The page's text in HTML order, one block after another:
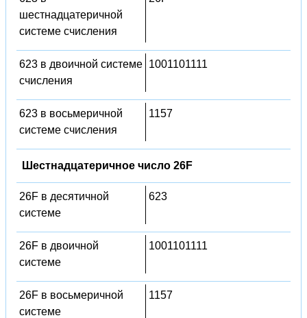
шестнадцатеричной
системе счисления
623 в двоичной системе
счисления
1001101111
623 в восьмеричной
системе счисления
1157
Шестнадцатеричное число 26F
26F в десятичной
системе
623
26F в двоичной
системе
1001101111
26F в восьмеричной
системе
1157